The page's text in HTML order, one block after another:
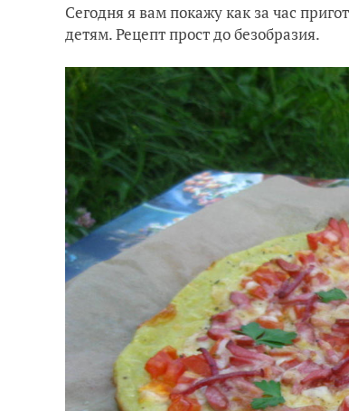
Сегодня я вам покажу как за час
детям. Рецепт прост до безобразия.